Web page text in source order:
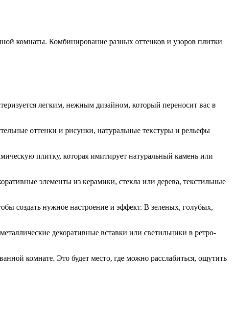
комнаты. Комбинирование разных оттенков и узоров плитки
легким, нежным дизайном, который переносит вас в
оттенки и рисунки, натуральные текстуры и рельефы
плитку, которая имитирует натуральный камень или
элементы из керамики, стекла или дерева, текстильные
создать нужное настроение и эффект. В зеленых, голубых,
декоративные вставки или светильники в ретро-
комнате. Это будет место, где можно расслабиться, ощутить